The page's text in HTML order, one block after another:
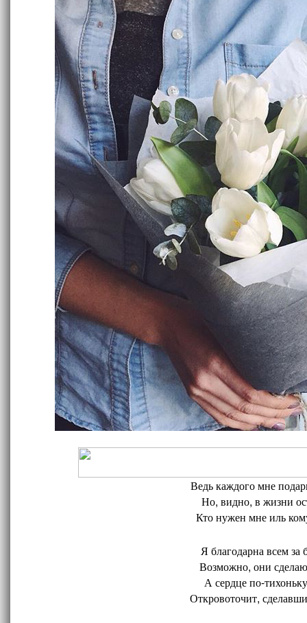
Ведь каждого мне
Но, видно, в жизни
Кто нужен мне иль
Я благодарна всем за
Возможно, они
А сердце по-
Откровоточит,